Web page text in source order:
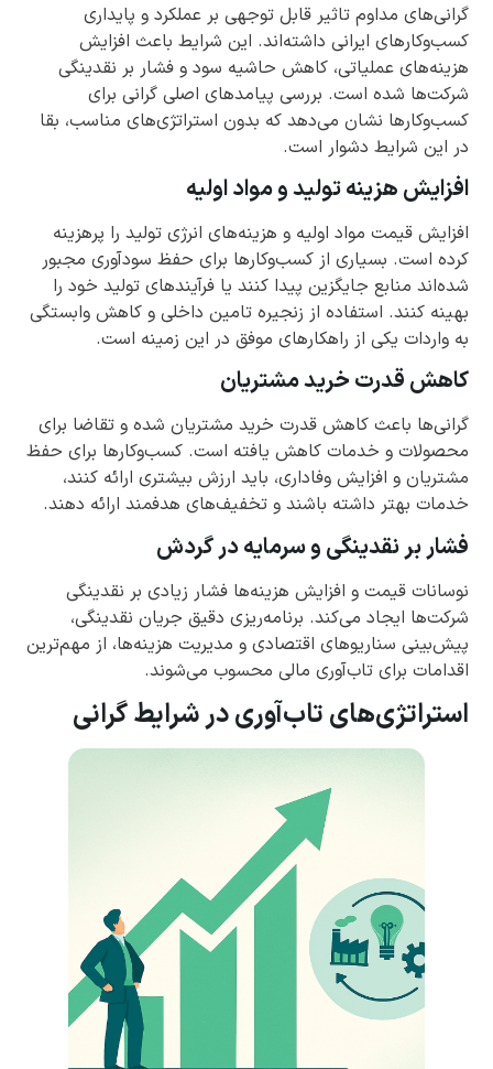
گرانی‌های مداوم تاثیر قابل توجهی بر عملکرد و پایداری
کسب‌وکارهای ایرانی داشته‌اند. این شرایط باعث افزایش
هزینه‌های عملیاتی، کاهش حاشیه سود و فشار بر نقدینگی
شرکت‌ها شده است. بررسی پیامدهای اصلی گرانی برای
کسب‌وکارها نشان می‌دهد که بدون استراتژی‌های مناسب، بقا
در این شرایط دشوار است.
افزایش هزینه تولید و مواد اولیه
افزایش قیمت مواد اولیه و هزینه‌های انرژی تولید را پرهزینه
کرده است. بسیاری از کسب‌وکارها برای حفظ سودآوری مجبور
شده‌اند منابع جایگزین پیدا کنند یا فرآیندهای تولید خود را
بهینه کنند. استفاده از زنجیره تامین داخلی و کاهش وابستگی
به واردات یکی از راهکارهای موفق در این زمینه است.
کاهش قدرت خرید مشتریان
گرانی‌ها باعث کاهش قدرت خرید مشتریان شده و تقاضا برای
محصولات و خدمات کاهش یافته است. کسب‌وکارها برای حفظ
مشتریان و افزایش وفاداری، باید ارزش بیشتری ارائه کنند،
خدمات بهتر داشته باشند و تخفیف‌های هدفمند ارائه دهند.
فشار بر نقدینگی و سرمایه در گردش
نوسانات قیمت و افزایش هزینه‌ها فشار زیادی بر نقدینگی
شرکت‌ها ایجاد می‌کند. برنامه‌ریزی دقیق جریان نقدینگی،
پیش‌بینی سناریوهای اقتصادی و مدیریت هزینه‌ها، از مهم‌ترین
اقدامات برای تاب‌آوری مالی محسوب می‌شوند.
استراتژی‌های تاب‌آوری در شرایط گرانی